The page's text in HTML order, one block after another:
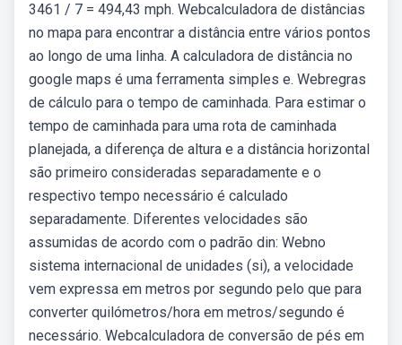
3461 / 7 = 494,43 mph. Webcalculadora de distâncias
no mapa para encontrar a distância entre vários pontos
ao longo de uma linha. A calculadora de distância no
google maps é uma ferramenta simples e. Webregras
de cálculo para o tempo de caminhada. Para estimar o
tempo de caminhada para uma rota de caminhada
planejada, a diferença de altura e a distância horizontal
são primeiro consideradas separadamente e o
respectivo tempo necessário é calculado
separadamente. Diferentes velocidades são
assumidas de acordo com o padrão din: Webno
sistema internacional de unidades (si), a velocidade
vem expressa em metros por segundo pelo que para
converter quilómetros/hora em metros/segundo é
necessário. Webcalculadora de conversão de pés em